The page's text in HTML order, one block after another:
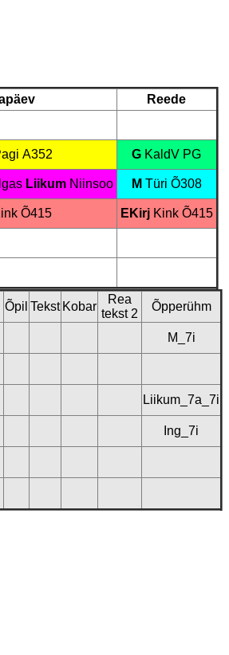
Reede
A352 G KaldV PG
Liikum Niinsoo M Türi Õ308
Õ415 EKirj Kink Õ415
Õpil Tekst Kobar
Rea
tekst 2
Õpperühm
M_7i
Liikum_7a_7i
Ing_7i